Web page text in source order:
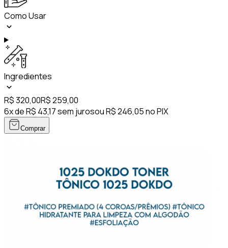
Como Usar
Ingredientes
R$ 320,00R$ 259,00
6x de R$ 43,17 sem jurosou R$ 246,05 no PIX
Comprar